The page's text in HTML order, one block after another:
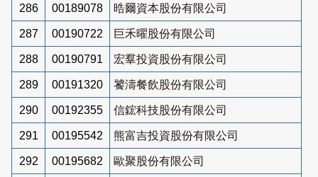
286 00189078 晧爾資本股份有限公司
287 00190722 巨禾曜股份有限公司
288 00190791 宏羣投資股份有限公司
289 00191320 饕濤餐飲股份有限公司
290 00192355 信鋐科技股份有限公司
291 00195542 熊富吉投資股份有限公司
292 00195682 歐聚股份有限公司